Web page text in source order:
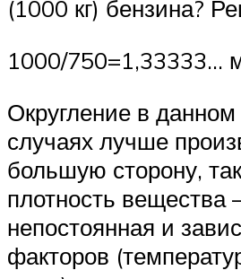
(1000 кг) бензина?
1000/750=1,33333…
Округление в
случаях лучше
большую сторону,
плотность вещества
непостоянная и
факторов